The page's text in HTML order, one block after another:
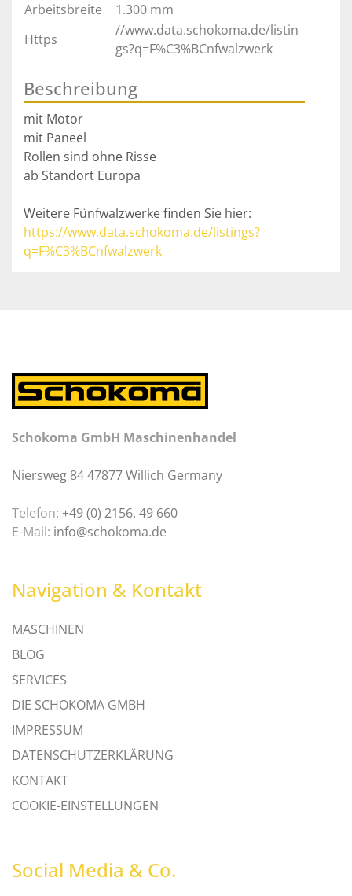
Arbeitsbreite
1.300 mm
Https
//www.data.schokoma.de/listin
gs?q=F%C3%BCnfwalzwerk
Beschreibung
mit Motor
mit Paneel
Rollen sind ohne Risse
ab Standort Europa
https://www.data.schokoma.de/listings?
q=F%C3%BCnfwalzwerk
Schokoma GmbH Maschinenhandel
Niersweg 84 47877 Willich Germany
Telefon: +49 (0) 2156. 49 660
E-Mail: info@schokoma.de
Navigation & Kontakt
MASCHINEN
BLOG
SERVICES
DIE SCHOKOMA GMBH
IMPRESSUM
DATENSCHUTZERKLÄRUNG
KONTAKT
COOKIE-EINSTELLUNGEN
Social Media & Co.